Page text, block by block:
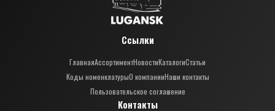
Ссылки
ГлавнаяАссортиментНовостиКаталогиСтатьи
Коды номенклатурыО компанииНаши контакты
Пользовательское соглашение
Контакты